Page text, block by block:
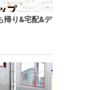
り&宅配&デ